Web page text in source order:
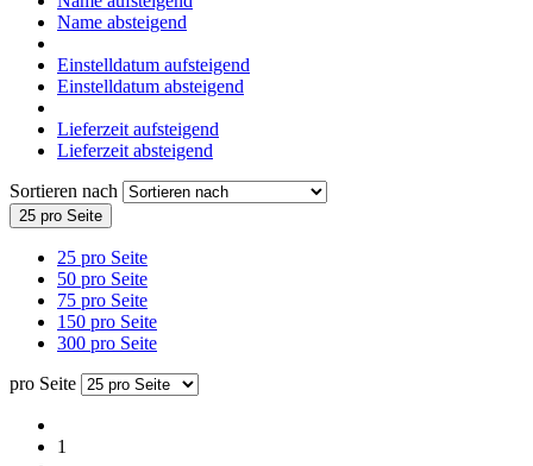
Name absteigend
Einstelldatum aufsteigend
Einstelldatum absteigend
Lieferzeit aufsteigend
Lieferzeit absteigend
Sortieren nach
25 pro Seite
25 pro Seite
50 pro Seite
75 pro Seite
150 pro Seite
300 pro Seite
pro Seite
1